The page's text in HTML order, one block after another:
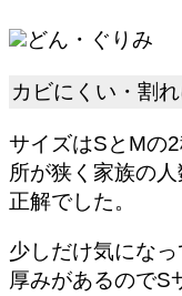
どん・ぐりみ
カビにくい・割
サイズはSとMの
所が狭く家族の
正解でした。
少しだけ気にな
厚みがあるのでS